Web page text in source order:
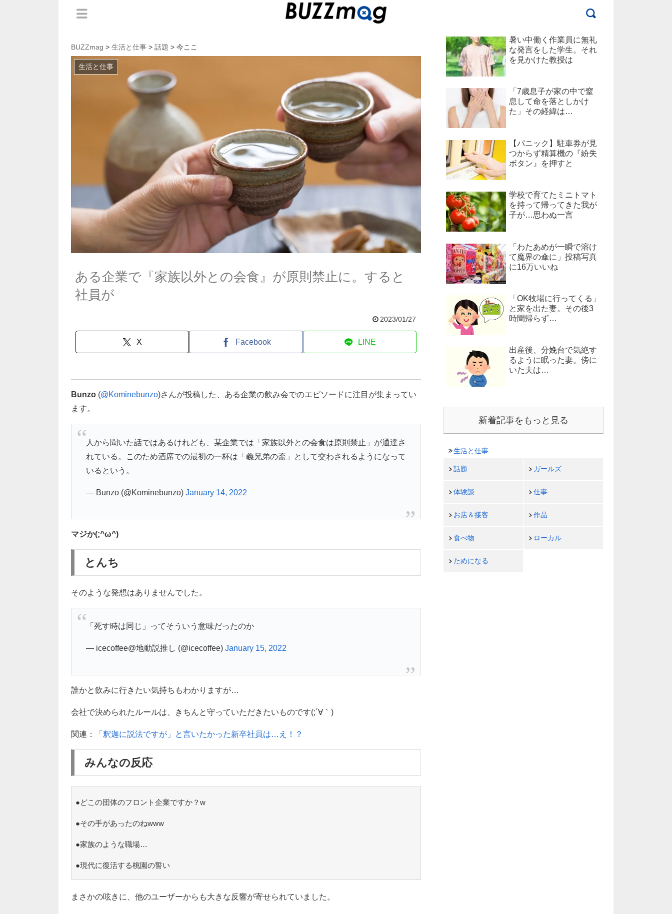
BUZZmag > 生活と仕事 > 話題 > 今ここ
生活と仕事
ある企業で『家族以外との会食』が原則禁止に。すると
社員が
2023/01/27
X Facebook LINE
Bunzo (@Kominebunzo)さんが投稿した、ある企業の飲み会でのエピソードに注目が集まってい
ます。
人から聞いた話ではあるけれども、某企業では「家族以外との会食は原則禁止」が通達さ
れている。このため酒席での最初の一杯は「義兄弟の盃」として交わされるようになって
いるという。
— Bunzo (@Kominebunzo) January 14, 2022
マジか(;^ω^)
とんち
そのような発想はありませんでした。
「死す時は同じ」ってそういう意味だったのか
— icecoffee@地動説推し (@icecoffee) January 15, 2022
誰かと飲みに行きたい気持ちもわかりますが…
会社で決められたルールは、きちんと守っていただきたいものです(;´∀｀)
関連： 「釈迦に説法ですが」と言いたかった新卒社員は…え！？
みんなの反応
●どこの団体のフロント企業ですか？w
●その手があったのねwww
●家族のような職場…
●現代に復活する桃園の誓い
まさかの呟きに、他のユーザーからも大きな反響が寄せられていました。
暑い中働く作業員に無礼
な発言をした学生。それ
を見かけた教授は
「7歳息子が家の中で窒
息して命を落としかけ
た」その経緯は…
【パニック】駐車券が見
つからず精算機の『紛失
ボタン』を押すと
学校で育てたミニトマト
を持って帰ってきた我が
子が…思わぬ一言
「わたあめが一瞬で溶け
て魔界の傘に」投稿写真
に16万いいね
「OK牧場に行ってくる」
と家を出た妻。その後3
時間帰らず…
出産後、分娩台で気絶す
るように眠った妻。傍に
いた夫は…
新着記事をもっと見る
生活と仕事
話題 ガールズ
体験談 仕事
お店＆接客 作品
食べ物 ローカル
ためになる